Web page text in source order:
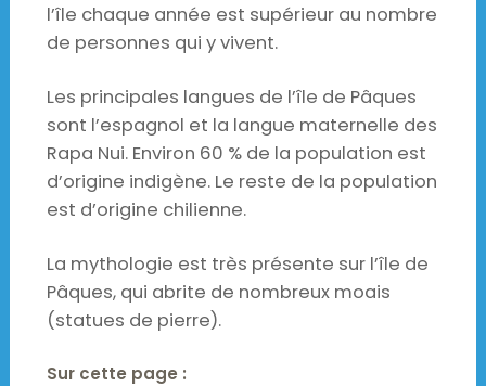
l’île chaque année est supérieur au nombre
de personnes qui y vivent.
Les principales langues de l’île de Pâques
sont l’espagnol et la langue maternelle des
Rapa Nui. Environ 60 % de la population est
d’origine indigène. Le reste de la population
est d’origine chilienne.
La mythologie est très présente sur l’île de
Pâques, qui abrite de nombreux moais
(statues de pierre).
Sur cette page :